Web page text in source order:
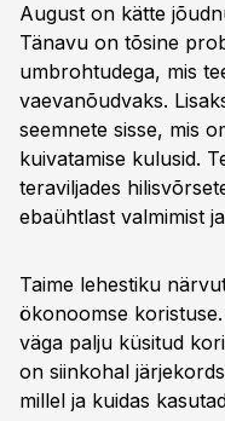
August on kätte
Tänavu on tõsine
umbrohtudega, mis
vaevanõudvaks.
seemnete sisse, mis
kuivatamise kulusid.
teraviljades
ebaühtlast valmimist
Taime lehestiku
ökonoomse
väga palju küsitud
on siinkohal
millel ja kuidas